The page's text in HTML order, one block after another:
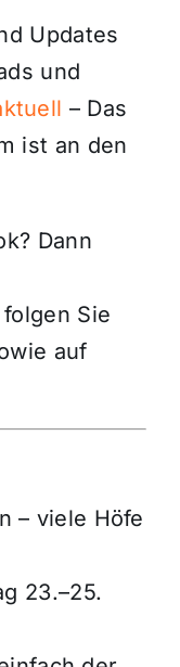
Updates
und
– Das
ist an den
Dann
Sie
auf
– viele Höfe
23.–25.